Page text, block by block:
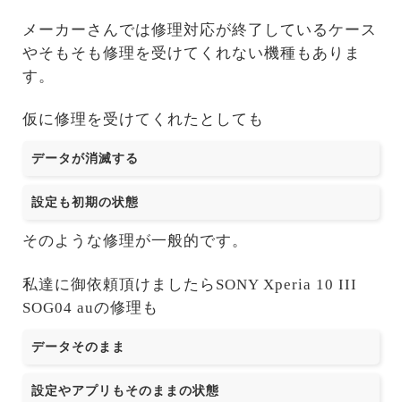
メーカーさんでは修理対応が終了しているケース
やそもそも修理を受けてくれない機種もありま
す。
仮に修理を受けてくれたとしても
データが消滅する
設定も初期の状態
そのような修理が一般的です。
私達に御依頼頂けましたらSONY Xperia 10 III
SOG04 auの修理も
データそのまま
設定やアプリもそのままの状態